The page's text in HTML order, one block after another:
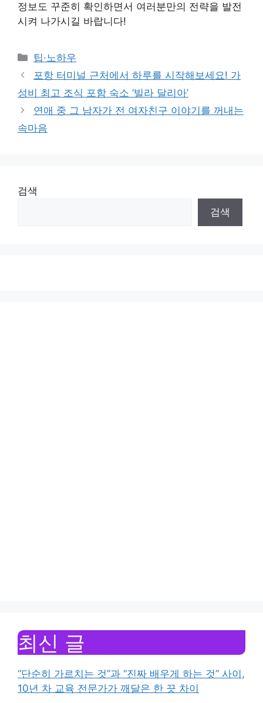
정보도 꾸준히 확인하면서 여러분만의 전략을 발전
시켜 나가시길 바랍니다!
Categories
팁·노하우
포항 터미널 근처에서 하루를 시작해보세요! 가
성비 최고 조식 포함 숙소 ‘빌라 달리아’
연애 중 그 남자가 전 여자친구 이야기를 꺼내는
속마음
검색
검색
최신 글
“단순히 가르치는 것”과 “진짜 배우게 하는 것” 사이,
10년 차 교육 전문가가 깨달은 한 끗 차이